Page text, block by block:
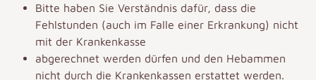
Bitte haben Sie Verständnis dafür, dass die
Fehlstunden (auch im Falle einer Erkrankung) nicht
mit der Krankenkasse
abgerechnet werden dürfen und den Hebammen
nicht durch die Krankenkassen erstattet werden.